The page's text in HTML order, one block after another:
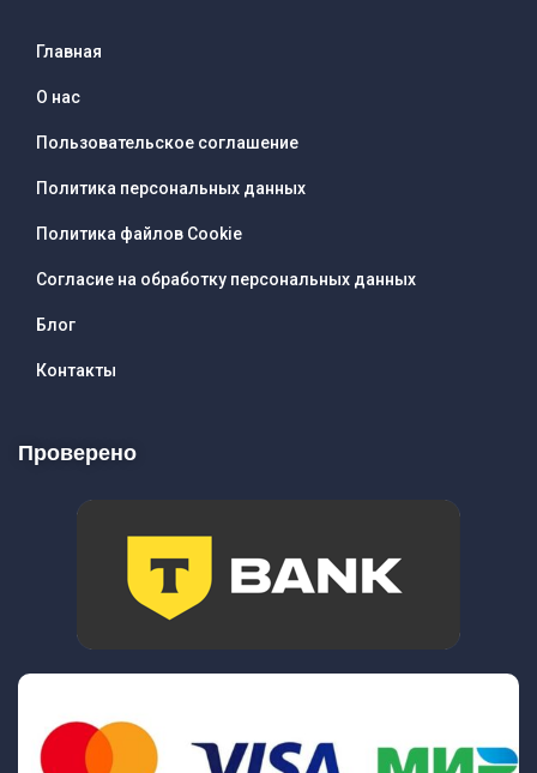
Главная
О нас
Пользовательское соглашение
Политика персональных данных
Политика файлов Cookie
Согласие на обработку персональных данных
Блог
Контакты
Проверено